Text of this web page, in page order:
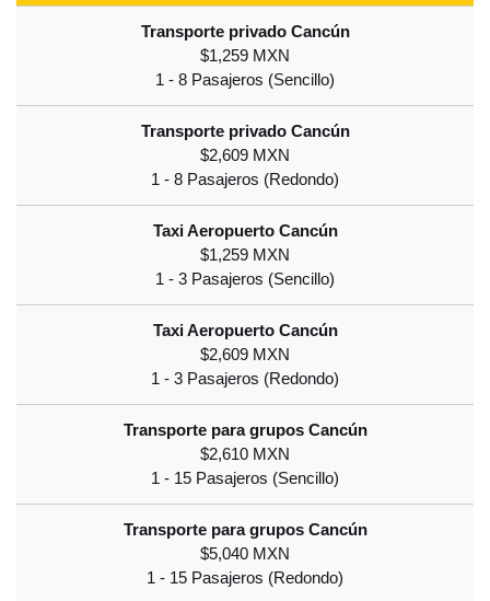
$1,259 MXN
$2,609 MXN
$1,259 MXN
$2,609 MXN
$2,610 MXN
$5,040 MXN